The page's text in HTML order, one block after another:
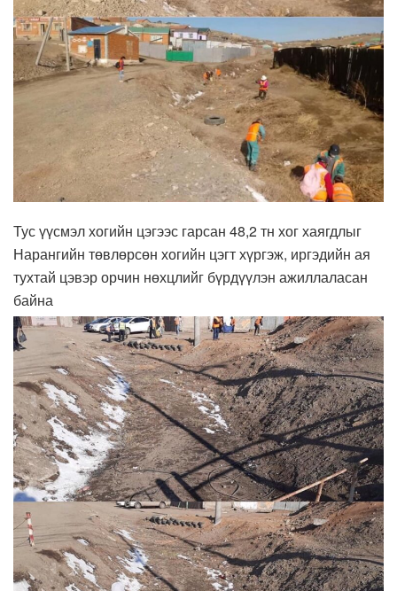
Тус үүсмэл хогийн цэгээс гарсан 48,2 тн хог хаягдлыг
Нарангийн төвлөрсөн хогийн цэгт хүргэж, иргэдийн ая
тухтай цэвэр орчин нөхцлийг бүрдүүлэн ажиллаласан
байна